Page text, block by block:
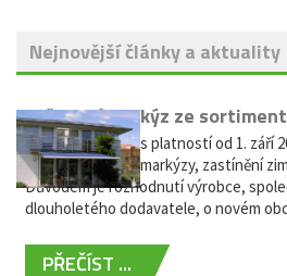
Nejnovější články a aktuality
Vyřazení markýz ze
Vážení zákazníci, s platností od 1. září
nabídky výsuvné markýzy, zastínění
Důvodem je rozhodnutí výrobce,
dlouholetého dodavatele, o novém
PŘEČÍST ...